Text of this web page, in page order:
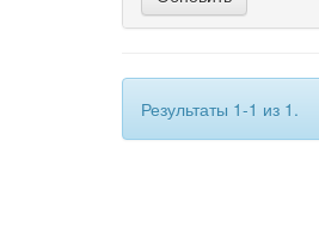
Результаты 1-1 из 1.